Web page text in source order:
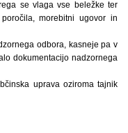
se vlaga vse beležke ter
morebitni ugovor in
odbora, kasneje pa v
dokumentacijo nadzornega
uprava oziroma tajnik